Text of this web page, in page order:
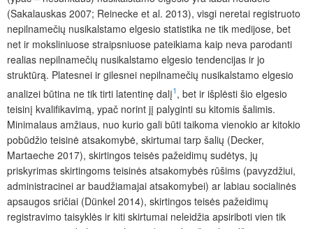
(Sakalauskas 2007; Reinecke et al. 2013), visgi neretai regis­truoto
nepilnamečių nusikalstamo elgesio statistika ne tik medijose, bet
net ir moksliniuose straipsniuose pateikiama kaip neva parodanti
realias nepilnamečių nusikalstamo elgesio tendencijas ir jo
struktūrą. Platesnei ir gilesnei nepilnamečių nusikalstamo elgesio
analizei būtina ne tik tirti latentinę dalį1, bet ir išplėsti šio elgesio
teisinį kvalifikavimą, ypač norint jį palyginti su kitomis šalimis.
Minimalaus amžiaus, nuo kurio gali būti taikoma vienokio ar kitokio
pobūdžio teisinė atsakomybė, skirtumai tarp šalių (Decker,
Martaeche 2017), skirtingos teisės pažeidimų sudėtys, jų
priskyrimas skirtingoms teisinės atsakomybės rūšims (pavyzdžiui,
administracinei ar baudžiamajai atsakomybei) ar labiau socialinės
apsaugos sričiai (Dünkel 2014), skirtingos teisės pažeidimų
registravimo taisyklės ir kiti skirtumai neleidžia apsiriboti vien tik